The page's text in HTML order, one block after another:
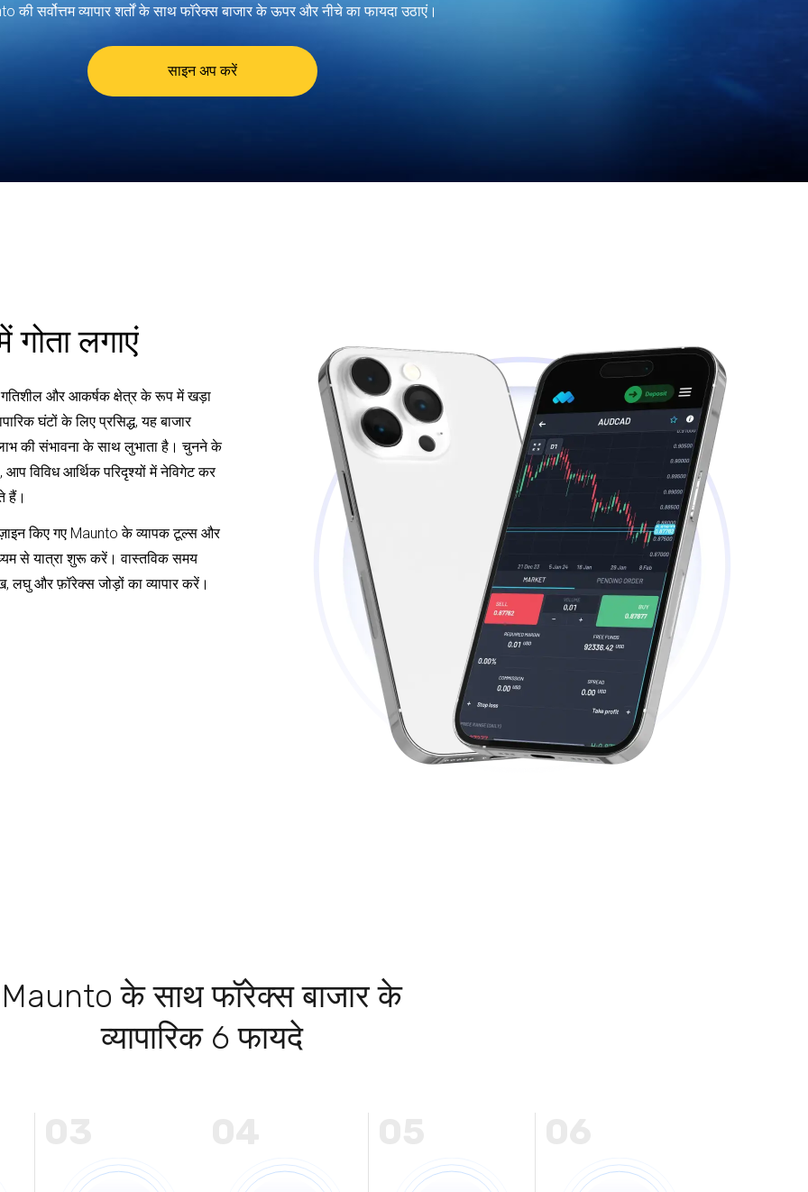
की सर्वोत्तम व्यापार शर्तों के साथ फॉरेक्स बाजार के ऊपर और नीचे का फायदा उठाएं।
साइन अप करें
लगाएं
गतिशील और आकर्षक क्षेत्र के रूप में खड़ा
घंटों के लिए प्रसिद्ध, यह बाजार
की संभावना के साथ लुभाता है। चुनने के
विविध आर्थिक परिदृश्यों में नेविगेट कर
हैं।
किए गए Maunto के व्यापक टूल्स और
से यात्रा शुरू करें। वास्तविक समय
लघु और फ़ॉरेक्स जोड़ों का व्यापार करें।
Maunto के साथ फॉरेक्स बाजार के
व्यापारिक 6 फायदे